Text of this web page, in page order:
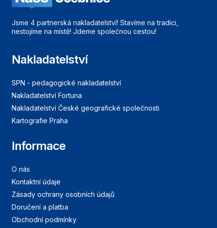
Jsme 4 partnerská nakladatelství! Stavíme na tradici,
nestojíme na místě! Jdeme společnou cestou!
Nakladatelství
SPN - pedagogické nakladatelství
Nakladatelství Fortuna
Nakladatelství České geografické společnosti
Kartografie Praha
Informace
O nás
Kontaktní údaje
Zásady ochrany osobních údajů
Doručení a platba
Obchodní podmínky